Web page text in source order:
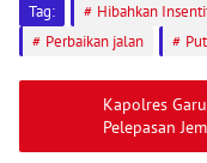
Tag: Hibahkan
Perbaikan jalan
Kapolres
Pelepasan
dengan